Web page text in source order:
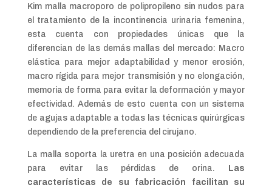
Kim malla macroporo de polipropileno sin nudos para
el tratamiento de la incontinencia urinaria femenina,
esta cuenta con propiedades únicas que la
diferencian de las demás mallas del mercado: Macro
elástica para mejor adaptabilidad y menor erosión,
macro rígida para mejor transmisión y no elongación,
memoria de forma para evitar la deformación y mayor
efectividad. Además de esto cuenta con un sistema
de agujas adaptable a todas las técnicas quirúrgicas
dependiendo de la preferencia del cirujano.
La malla soporta la uretra en una posición adecuada
para evitar las pérdidas de orina.
Las
características de su fabricación facilitan su